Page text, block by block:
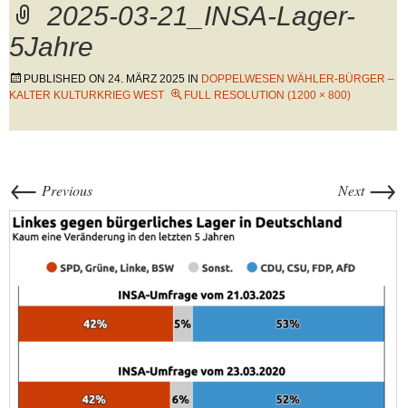
2025-03-21_INSA-Lager-
5Jahre
PUBLISHED ON 24. MÄRZ 2025 IN DOPPELWESEN WÄHLER-BÜRGER –
KALTER KULTURKRIEG WEST
FULL RESOLUTION (1200 × 800)
← Previous Next →